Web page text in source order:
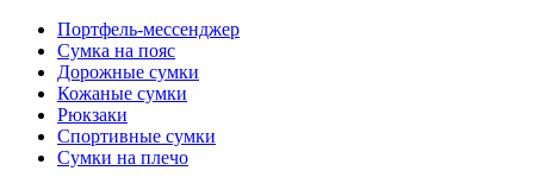
Портфель-мессенджер
Сумка на пояс
Дорожные сумки
Кожаные сумки
Рюкзаки
Спортивные сумки
Сумки на плечо